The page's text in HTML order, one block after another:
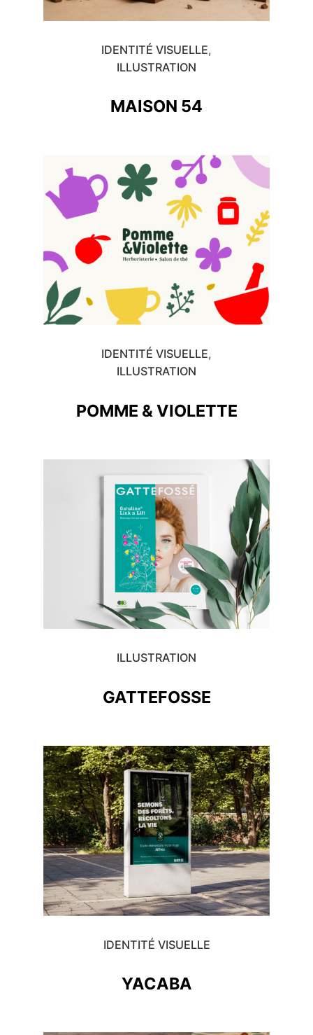
IDENTITÉ VISUELLE
ILLUSTRATION
MAISON 54
IDENTITÉ VISUELLE
ILLUSTRATION
POMME & VIOLETTE
ILLUSTRATION
GATTEFOSSE
IDENTITÉ VISUELLE
YACABA